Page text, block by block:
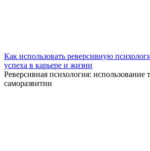
Как использовать реверсивную
успеха в карьере и жизни
Реверсивная психология: использование
саморазвитии